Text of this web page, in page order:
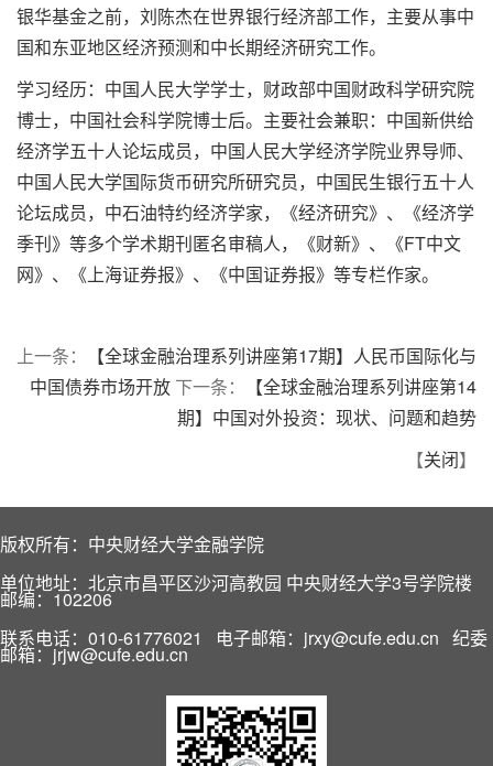
银华基金之前，刘陈杰在世界银行经济部工作，主要从事中
国和东亚地区经济预测和中长期经济研究工作。
学习经历：中国人民大学学士，财政部中国财政科学研究院
博士，中国社会科学院博士后。主要社会兼职：中国新供给
经济学五十人论坛成员，中国人民大学经济学院业界导师、
中国人民大学国际货币研究所研究员，中国民生银行五十人
论坛成员，中石油特约经济学家，《经济研究》、《经济学
季刊》等多个学术期刊匿名审稿人，《财新》、《FT中文
网》、《上海证券报》、《中国证券报》等专栏作家。
上一条：
【全球金融治理系列讲座第17期】人民币国际化与
中国债券市场开放 下一条：
【全球金融治理系列讲座第14
期】中国对外投资：现状、问题和趋势
【关闭】
版权所有：中央财经大学金融学院
单位地址：北京市昌平区沙河高教园 中央财经大学3号学院楼
邮编：102206
联系电话：010-61776021 电子邮箱：jrxy@cufe.edu.cn 纪委
邮箱：jrjw@cufe.edu.cn